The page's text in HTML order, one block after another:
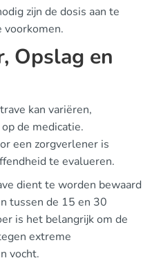
zijn de dosis aan te
voorkomen.
Opslag en
kan variëren,
de medicatie.
een zorgverlener is
te evalueren.
dient te worden bewaard
tussen de 15 en 30
is het belangrijk om de
extreme
vocht.